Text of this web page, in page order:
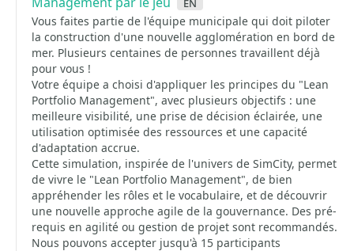
Vous faites partie de l'équipe municipale qui doit piloter
la construction d'une nouvelle agglomération en bord de
mer. Plusieurs centaines de personnes travaillent déjà
pour vous !
Votre équipe a choisi d'appliquer les principes du "Lean
Portfolio Management", avec plusieurs objectifs : une
meilleure visibilité, une prise de décision éclairée, une
utilisation optimisée des ressources et une capacité
d'adaptation accrue.
Cette simulation, inspirée de l'univers de SimCity, permet
de vivre le "Lean Portfolio Management", de bien
appréhender les rôles et le vocabulaire, et de découvrir
une nouvelle approche agile de la gouvernance. Des pré-
requis en agilité ou gestion de projet sont recommandés.
Nous pouvons accepter jusqu'à 15 participants